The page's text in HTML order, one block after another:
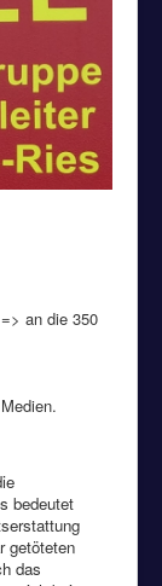
an die 350
bedeutet
getöteten
das